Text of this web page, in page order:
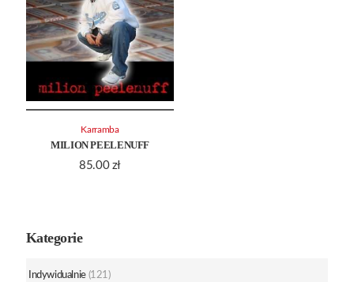
MILION PEELENUFF
85.00 zł
Karramba
Kategorie
Indywidualnie (121)